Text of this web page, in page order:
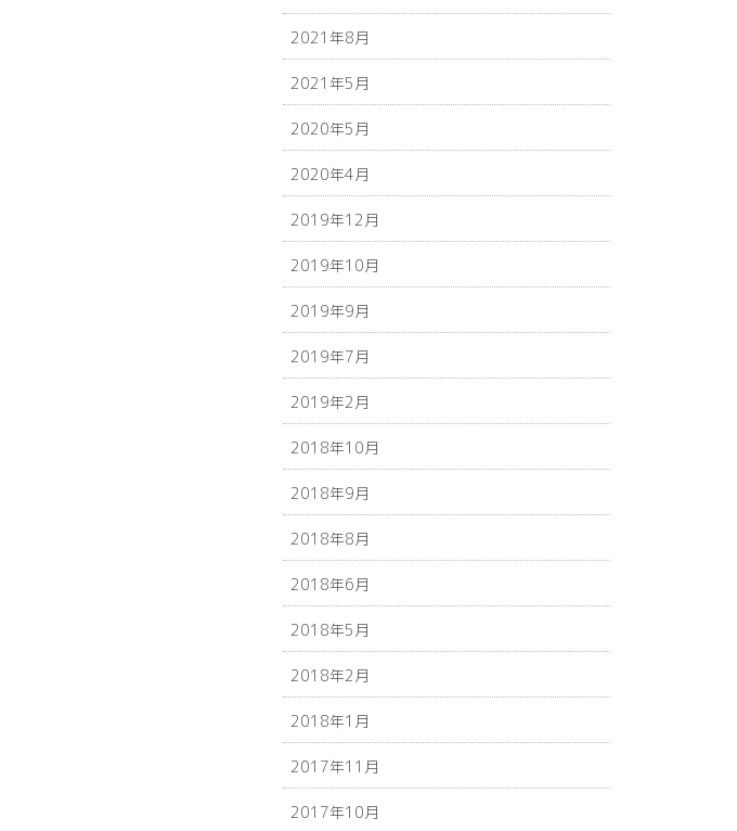
2021年8月
2021年5月
2020年5月
2020年4月
2019年12月
2019年10月
2019年9月
2019年7月
2019年2月
2018年10月
2018年9月
2018年8月
2018年6月
2018年5月
2018年2月
2018年1月
2017年11月
2017年10月